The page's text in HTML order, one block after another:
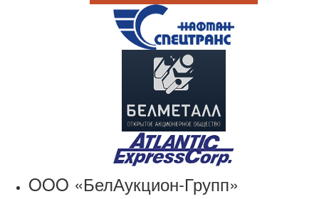
OOO «БелАукцион-Групп»